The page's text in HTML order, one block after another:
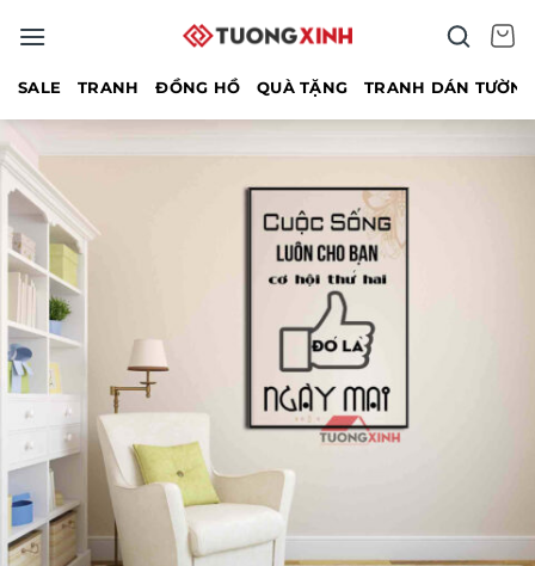
qua
SALE TRANH ĐỒNG HỒ QUÀ TẶNG TRANH DÁN